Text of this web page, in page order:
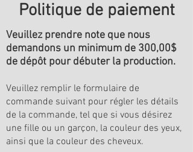
Politique de paiement
Veuillez prendre note que nous
demandons un minimum de 300,00$
de dépôt pour débuter la production.
Veuillez remplir le formulaire de
commande suivant pour régler les détails
de la commande, tel que si vous désirez
une fille ou un garçon, la couleur des yeux,
ainsi que la couleur des cheveux.